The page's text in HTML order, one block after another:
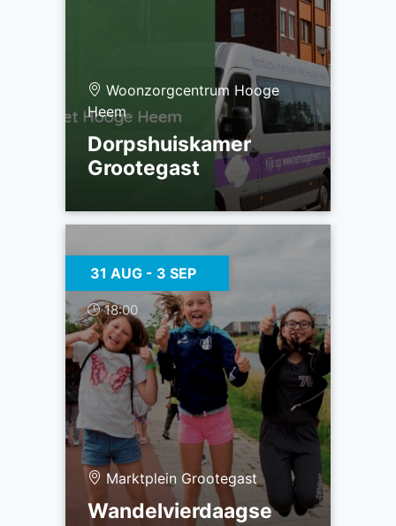
Woonzorgcentrum Hooge
Heem
Dorpshuiskamer
Grootegast
31 AUG - 3 SEP
18:00
Marktplein Grootegast
Wandelvierdaagse